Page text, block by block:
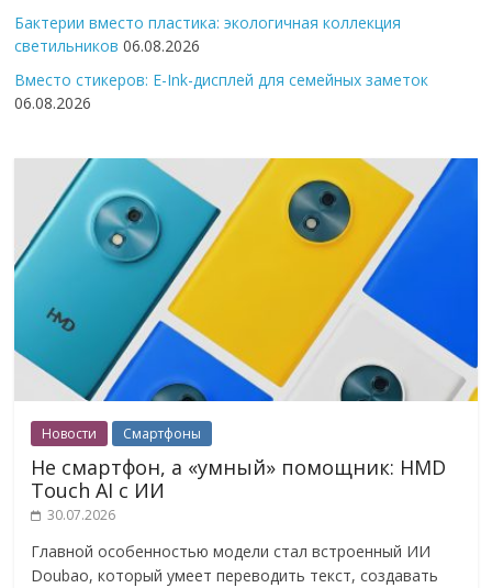
Бактерии вместо пластика: экологичная коллекция
светильников 06.08.2026
Вместо стикеров: E-Ink-дисплей для семейных заметок
06.08.2026
Новости Смартфоны
Не смартфон, а «умный» помощник: HMD
Touch AI с ИИ
30.07.2026
Главной особенностью модели стал встроенный ИИ
Doubao, который умеет переводить текст, создавать